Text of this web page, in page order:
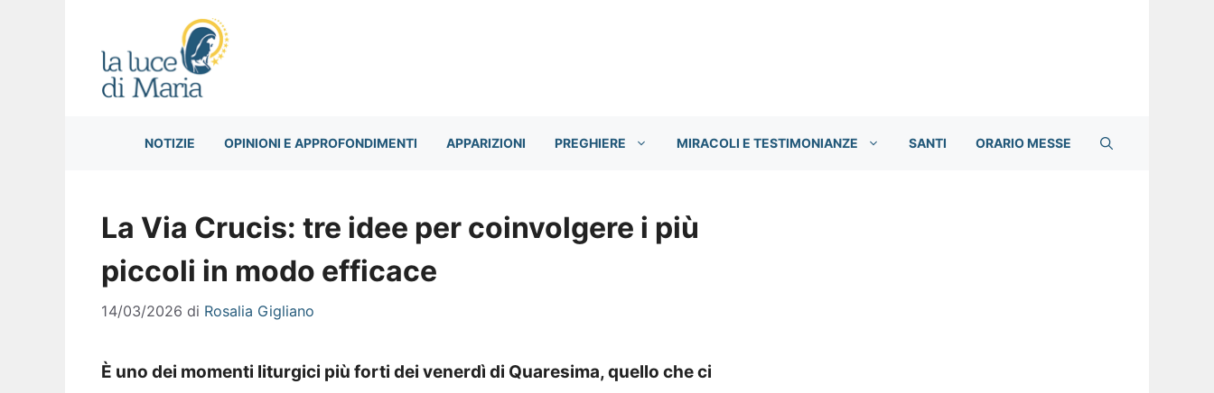
NOTIZIE OPINIONI E APPROFONDIMENTI APPARIZIONI PREGHIERE MIRACOLI E TESTIMONIANZE SANTI ORARIO MESSE
La Via Crucis: tre idee per coinvolgere i più
piccoli in modo efficace
14/03/2026 di Rosalia Gigliano
È uno dei momenti liturgici più forti dei venerdì di Quaresima, quello che ci